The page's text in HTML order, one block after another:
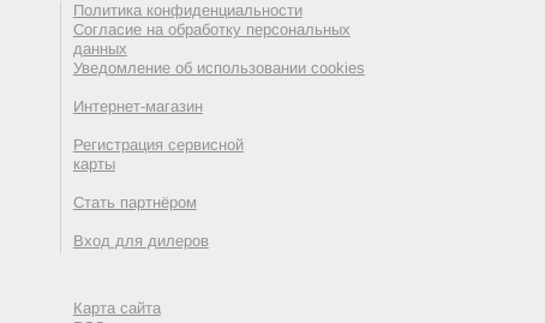
Политика конфиденциальности
Согласие на обработку персональных
данных
Уведомление об использовании cookies
Интернет-магазин
Регистрация сервисной
карты
Стать партнёром
Вход для дилеров
Карта сайта